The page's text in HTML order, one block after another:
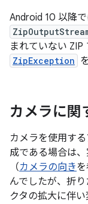
Android 10 以降で
まれていない
ZipException
カメラに関
カメラを使用す
成である場合は
（カメラの向き
んでしたが、折
クタの拡大に伴